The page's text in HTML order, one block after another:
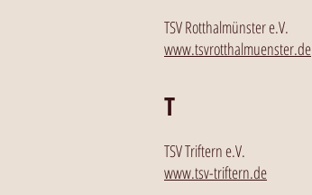
TSV Rotthalmünster e.V.
www.tsvrotthalmuenster.de
T
TSV Triftern e.V.
www.tsv-triftern.de